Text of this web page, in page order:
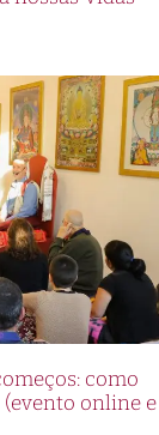
como
online e